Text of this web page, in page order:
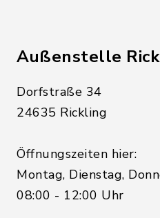
Außenstelle
Dorfstraße 34
24635 Rickling
Öffnungszeiten hier:
Montag, Dienstag,
08:00 - 12:00 Uhr